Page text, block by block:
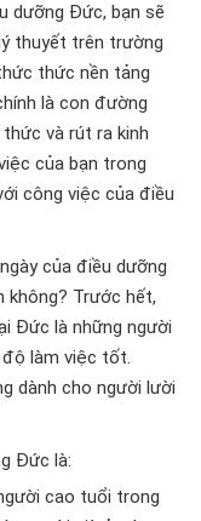
dưỡng Đức, bạn sẽ
thuyết trên trường
thức nền tảng
là con đường
và rút ra kinh
của bạn trong
công việc của điều
của điều dưỡng
không? Trước hết,
Đức là những người
làm việc tốt.
dành cho người lười
Đức là:
cao tuổi trong